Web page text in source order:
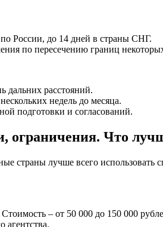
по России, до 14 дней в страны СНГ.
по пересечению границ
дальних расстояний.
недель до месяца.
подготовки и согласований.
ограничения. Что
страны лучше всего использовать
Стоимость – от 50 000 до 150 000
агентства.